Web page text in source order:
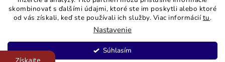
skombinovať s ďalšími údajmi, ktoré ste im poskytli alebo ktoré
od vás získali, keď ste používali ich služby. Viac informáciítu.
Nastavenie
Súhlasím
. Všetky práva vyhradené.
nastavenie cookies